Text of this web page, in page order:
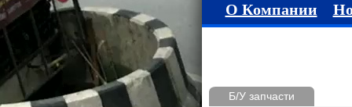
О Компании
Б/У запчасти